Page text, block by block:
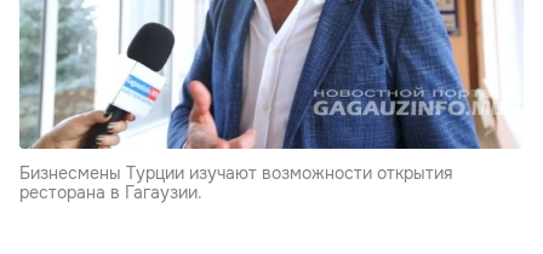
Бизнесмены Турции изучают возможности открытия
ресторана в Гагаузии.